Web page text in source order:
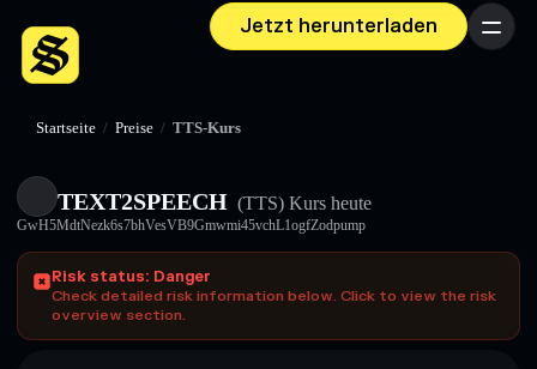
Jetzt herunterladen Menü
Startseite / Preise / TTS-Kurs
TEXT2SPEECH (TTS) Kurs heute
GwH5MdtNezk6s7bhVesVB9Gmwmi45vchL1ogfZodpump
Risk status: Danger
Check detailed risk information below. Click to view the risk
overview section.